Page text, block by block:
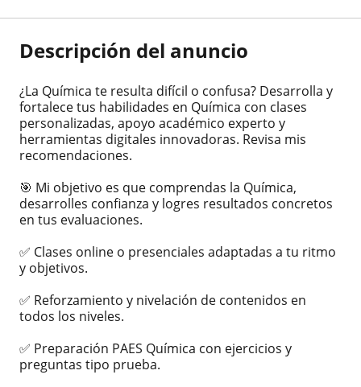
Descripción del anuncio
¿La Química te resulta difícil o confusa? Desarrolla y
fortalece tus habilidades en Química con clases
personalizadas, apoyo académico experto y
herramientas digitales innovadoras. Revisa mis
recomendaciones.
🎯 Mi objetivo es que comprendas la Química,
desarrolles confianza y logres resultados concretos
en tus evaluaciones.
✅ Clases online o presenciales adaptadas a tu ritmo
y objetivos.
✅ Reforzamiento y nivelación de contenidos en
todos los niveles.
✅ Preparación PAES Química con ejercicios y
preguntas tipo prueba.